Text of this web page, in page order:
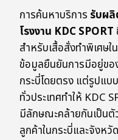
การค้นหาบริการ รับผลิ
โรงงาน KDC SPORT
สำหรับเสื้อสั่งทำพิเศษ
ข้อมูลยืนยันการมีอยู่ขอ
กระบี่โดยตรง แต่รูปแบ
ทั่วประเทศทำให้ KDC
มีลักษณะคล้ายกันเป็นตั
ลูกค้าในกระบี่และจังหวั